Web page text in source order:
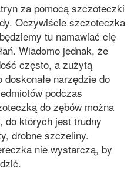
za pomocą szczoteczki
Oczywiście szczoteczka
tu namawiać cię
Wiadomo jednak, że
często, a zużytą
narzędzie do
podczas
do zębów można
których jest trudny
drobne szczeliny.
nie wystarczą, by